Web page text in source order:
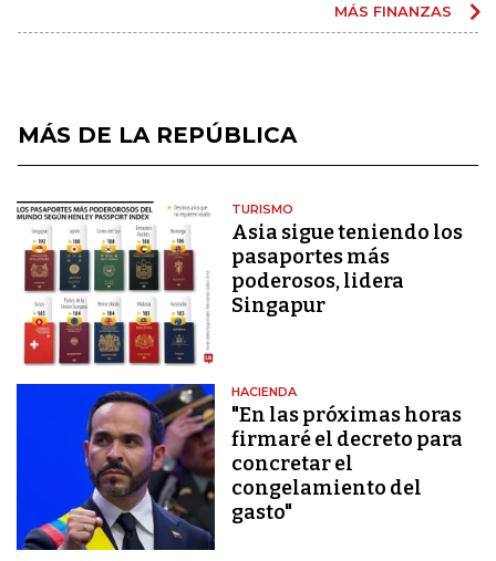
MÁS FINANZAS
MÁS DE LA REPÚBLICA
TURISMO
Asia sigue teniendo los
pasaportes más
poderosos, lidera
Singapur
HACIENDA
"En las próximas horas
firmaré el decreto para
concretar el
congelamiento del
gasto"